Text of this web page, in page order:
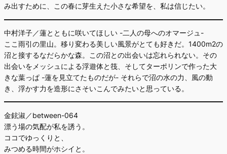
み出すために、この春に芽生えた小さな希望を、私は信じたい。
中村洋子／蓮とともに咲いてほしい -二人の母へのオマージュ-
ここ雨引の里山。移り変わる美しい風景がとても好きだ。1400m2の
沼と接するなだらかな森。この沼との出会いは忘れられない。その
出会いをメッシュによる浮遊体と筏、そしてターポリンで作った大
きな葉っぱ -蓮を見立てたものだが- それらで沼の水の力、風の動
き、浮かす力を造形にさそいこんでみたいと思っている。
金鉉淑／between-064
漂う場の気配が私を誘う。
ココでゆっくりと、
みつめる時間がホシイと。